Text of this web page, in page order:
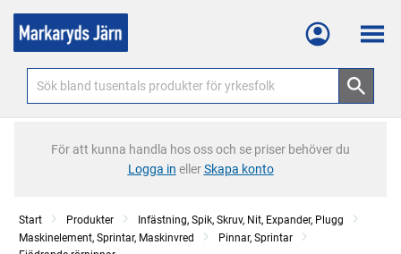
Meny
För att kunna handla hos oss och se priser behöver du
Logga in ellerSkapa konto
Start Produkter
Infästning, Spik, Skruv, Nit, Expander, Plugg
Maskinelement, Sprintar, Maskinvred
Pinnar, Sprintar